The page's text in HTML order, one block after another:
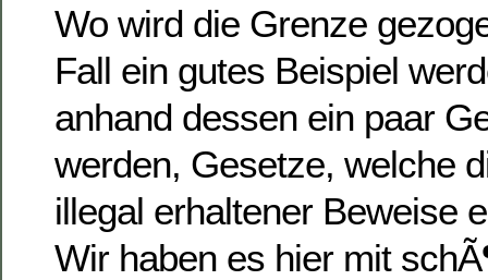
Wo wird die Grenze
Fall ein gutes Beispiel
anhand dessen ein paar
werden, Gesetze, welche
illegal erhaltener Beweise
Wir haben es hier mit